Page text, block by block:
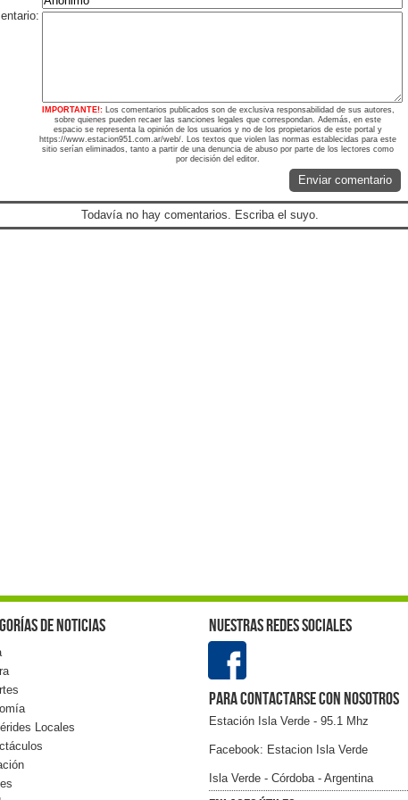
IMPORTANTE!: Los comentarios publicados son de exclusiva responsabilidad de sus autores,
sobre quienes pueden recaer las sanciones legales que correspondan. Además, en este
espacio se representa la opinión de los usuarios y no de los propietarios de este portal y
https://www.estacion951.com.ar/web/. Los textos que violen las normas establecidas para este
sitio serían eliminados, tanto a partir de una denuncia de abuso por parte de los lectores como
por decisión del editor.
Enviar comentario
Todavía no hay comentarios. Escriba el suyo.
de noticias
Locales
Nuestras redes sociales
Para contactarse con nosotros
Estación Isla Verde - 95.1 Mhz
Facebook: Estacion Isla Verde
Isla Verde - Córdoba - Argentina